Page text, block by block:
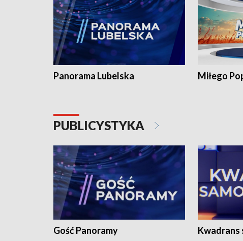
Panorama Lubelska Miłego
PUBLICYSTYKA
Gość Panoramy Kwadrans